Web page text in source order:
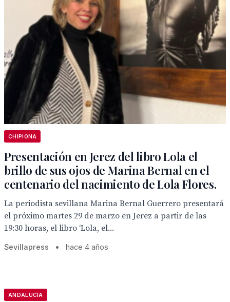
CHIPIONA
Presentación en Jerez del libro Lola el
brillo de sus ojos de Marina Bernal en el
centenario del nacimiento de Lola Flores.
La periodista sevillana Marina Bernal Guerrero presentará
el próximo martes 29 de marzo en Jerez a partir de las
19:30 horas, el libro ‘Lola, el...
Sevillapress • hace 4 años
ANDALUCÍA